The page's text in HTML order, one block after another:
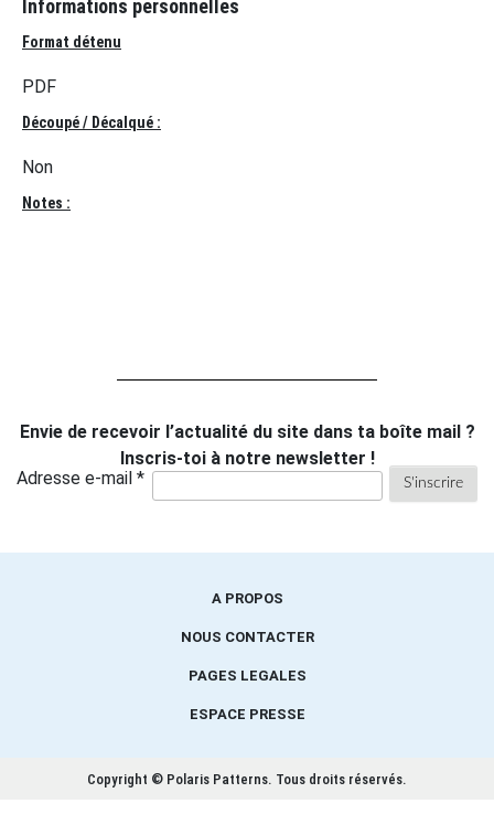
Informations personnelles
Format détenu
PDF
Découpé / Décalqué :
Non
Notes :
Envie de recevoir l’actualité du site dans ta boîte mail ?
Inscris-toi à notre newsletter !
Adresse e-mail *
A PROPOS
NOUS CONTACTER
PAGES LEGALES
ESPACE PRESSE
Copyright © Polaris Patterns. Tous droits réservés.